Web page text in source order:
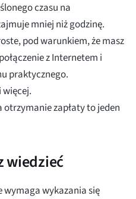
czasu na
mniej niż godzinę.
pod warunkiem, że masz
z Internetem i
praktycznego.
więcej.
otrzymanie zapłaty to jeden
wiedzieć
wykazania się